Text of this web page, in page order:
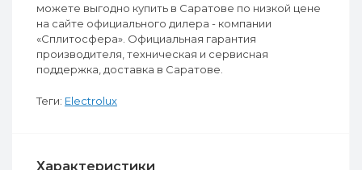
можете выгодно купить в Саратове по низкой цене
на сайте официального дилера - компании
«Сплитосфера». Официальная гарантия
производителя, техническая и сервисная
поддержка, доставка в Саратове.
Теги: Electrolux
Характеристики